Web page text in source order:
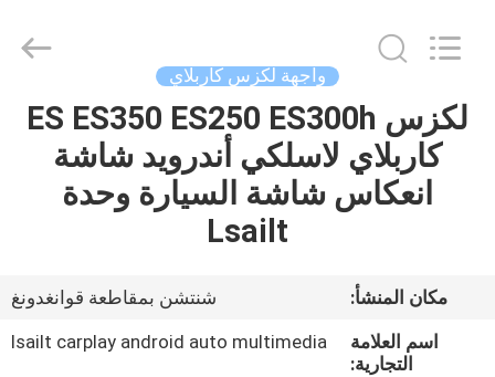
منزل،
أشرطة
فيديو
Electron
Co.,Ltd.
Reserved.
واجهة لكزس كاربلاي
لكزس ES ES350 ES250 ES300h
كاربلاي لاسلكي أندرويد شاشة
انعكاس شاشة السيارة وحدة
Lsailt
مكان المنشأ:
شنتشن بمقاطعة قوانغدونغ
اسم العلامة
التجارية:
lsailt carplay android auto multimedia